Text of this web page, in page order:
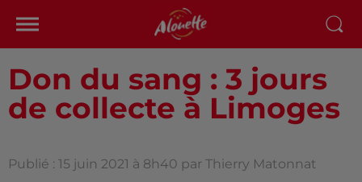
Don du sang : 3 jours
de collecte à Limoges
Publié : 15 juin 2021 à 8h40 par Thierry Matonnat